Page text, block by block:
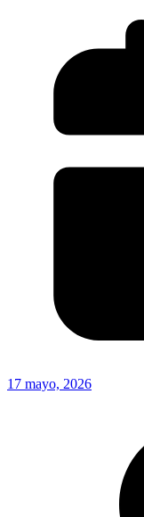
17 mayo, 2026